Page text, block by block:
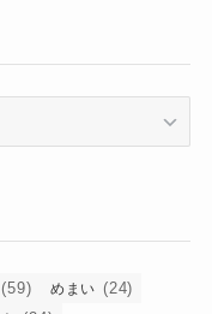
(59) めまい (24)